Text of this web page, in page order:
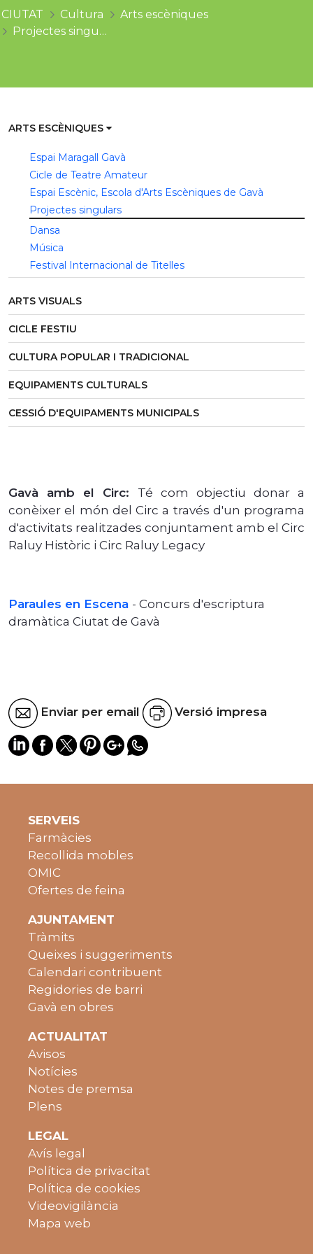
CIUTAT Cultura
Arts escèniques
Projectes singulars
ARTS ESCÈNIQUES
Espai Maragall Gavà
Cicle de Teatre Amateur
Espai Escènic, Escola d'Arts Escèniques de Gavà
Projectes singulars
Dansa
Música
Festival Internacional de Titelles
ARTS VISUALS
CICLE FESTIU
CULTURA POPULAR I TRADICIONAL
EQUIPAMENTS CULTURALS
CESSIÓ D'EQUIPAMENTS MUNICIPALS
Gavà amb el Circ: Té com objectiu donar a
conèixer el món del Circ a través d'un programa
d'activitats realitzades conjuntament amb el Circ
Raluy Històric i Circ Raluy Legacy
Paraules en Escena - Concurs d'escriptura
dramàtica Ciutat de Gavà
Enviar per email Versió impresa
SERVEIS
Farmàcies
Recollida mobles
OMIC
Ofertes de feina
AJUNTAMENT
Tràmits
Queixes i suggeriments
Calendari contribuent
Regidories de barri
Gavà en obres
ACTUALITAT
Avisos
Notícies
Notes de premsa
Plens
LEGAL
Avís legal
Política de privacitat
Política de cookies
Videovigilància
Mapa web